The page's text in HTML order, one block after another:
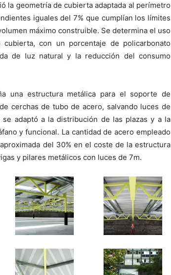
la geometría de cubierta adaptada al perímetro
iguales del 7% que cumplían los límites
máximo construible. Se determina el uso
con un porcentaje de policarbonato
de luz natural y la reducción del consumo
una estructura metálica para el soporte de
cerchas de tubo de acero, salvando luces de
adaptó a la distribución de las plazas y a la
y funcional. La cantidad de acero empleado
del 30% en el coste de la estructura
y pilares metálicos con luces de 7m.